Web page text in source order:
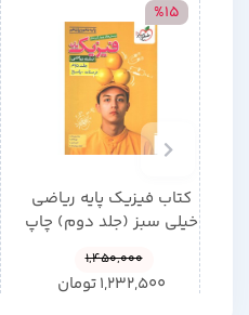
کتاب فیزیک پایه ریاضی
خیلی سبز (جلد دوم) چاپ
%15
1,450,000
1,232,500تومان